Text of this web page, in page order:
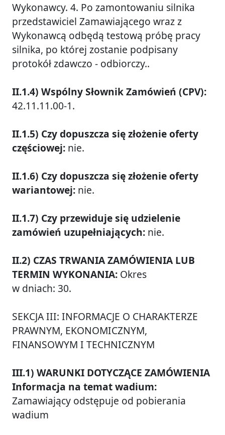
Wykonawcy. 4. Po zamontowaniu silnika
przedstawiciel Zamawiającego wraz z
Wykonawcą odbędą testową próbę pracy
silnika, po której zostanie podpisany
protokół zdawczo - odbiorczy..
II.1.4) Wspólny Słownik Zamówień (CPV):
42.11.11.00-1.
II.1.5) Czy dopuszcza się złożenie oferty
częściowej: nie.
II.1.6) Czy dopuszcza się złożenie oferty
wariantowej: nie.
II.1.7) Czy przewiduje się udzielenie
zamówień uzupełniających: nie.
II.2) CZAS TRWANIA ZAMÓWIENIA LUB
TERMIN WYKONANIA: Okres
w dniach: 30.
SEKCJA III: INFORMACJE O CHARAKTERZE
PRAWNYM, EKONOMICZNYM,
FINANSOWYM I TECHNICZNYM
III.1) WARUNKI DOTYCZĄCE ZAMÓWIENIA
Informacja na temat wadium:
Zamawiający odstępuje od pobierania
wadium